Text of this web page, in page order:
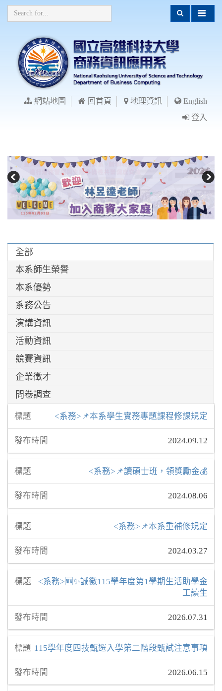
網站地圖 回首頁 地理資訊
English
登入
全部
本系師生榮譽
本系優勢
系務公告
演講資訊
活動資訊
競賽資訊
企業徵才
問卷調查
<系務>📌本系學生實務專題課程修課規定
2024.09.12
<系務>📌讀碩士班，領獎勵金💰
2024.08.06
<系務>📌本系重補修規定
2024.03.27
<系務>🆕✨誠徵115學年度第1學期生活助學金
工讀生
2026.07.31
115學年度四技甄選入學第二階段甄試注意事項
2026.06.15